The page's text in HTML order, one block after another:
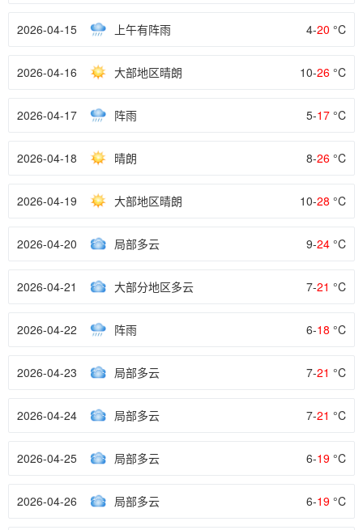
2026-04-15 上午有阵雨 4-20 °C
2026-04-16 大部地区晴朗 10-26 °C
2026-04-17 阵雨 5-17 °C
2026-04-18 晴朗 8-26 °C
2026-04-19 大部地区晴朗 10-28 °C
2026-04-20 局部多云 9-24 °C
2026-04-21 大部分地区多云 7-21 °C
2026-04-22 阵雨 6-18 °C
2026-04-23 局部多云 7-21 °C
2026-04-24 局部多云 7-21 °C
2026-04-25 局部多云 6-19 °C
2026-04-26 局部多云 6-19 °C